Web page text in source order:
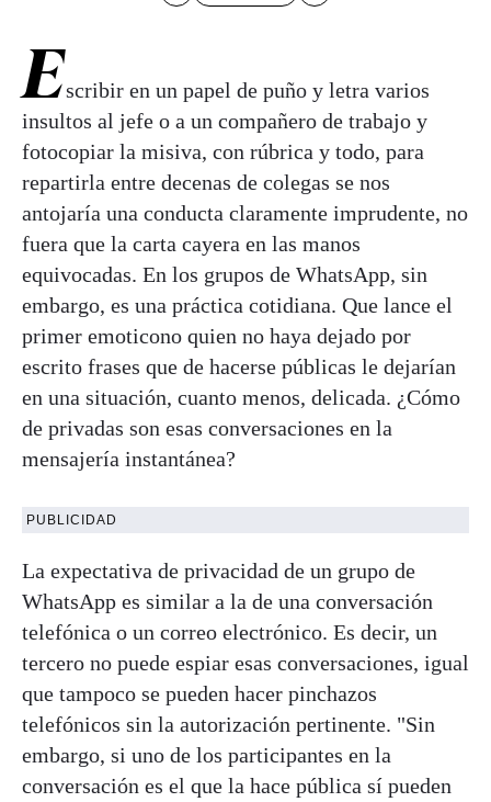
Escribir en un papel de puño y letra varios
insultos al jefe o a un compañero de trabajo y
fotocopiar la misiva, con rúbrica y todo, para
repartirla entre decenas de colegas se nos
antojaría una conducta claramente imprudente, no
fuera que la carta cayera en las manos
equivocadas. En los grupos de WhatsApp, sin
embargo, es una práctica cotidiana. Que lance el
primer emoticono quien no haya dejado por
escrito frases que de hacerse públicas le dejarían
en una situación, cuanto menos, delicada. ¿Cómo
de privadas son esas conversaciones en la
mensajería instantánea?
PUBLICIDAD
La expectativa de privacidad de un grupo de
WhatsApp es similar a la de una conversación
telefónica o un correo electrónico. Es decir, un
tercero no puede espiar esas conversaciones, igual
que tampoco se pueden hacer pinchazos
telefónicos sin la autorización pertinente. "Sin
embargo, si uno de los participantes en la
conversación es el que la hace pública sí pueden